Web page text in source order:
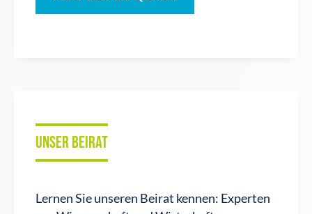
UNSER BEIRAT
Lernen Sie unseren Beirat kennen: Experten